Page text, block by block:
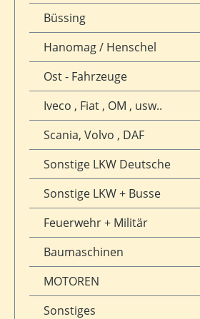
Büssing
Hanomag / Henschel
Ost - Fahrzeuge
Iveco , Fiat , OM , usw..
Scania, Volvo , DAF
Sonstige LKW Deutsche
Sonstige LKW + Busse
Feuerwehr + Militär
Baumaschinen
MOTOREN
Sonstiges